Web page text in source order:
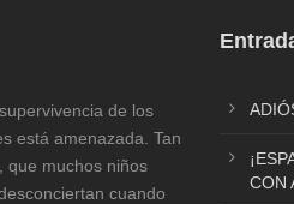
de los
está amenazada. Tan
que muchos niños
cuando
CON